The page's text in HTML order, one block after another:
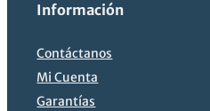
Información
Contáctanos
Mi Cuenta
Garantías